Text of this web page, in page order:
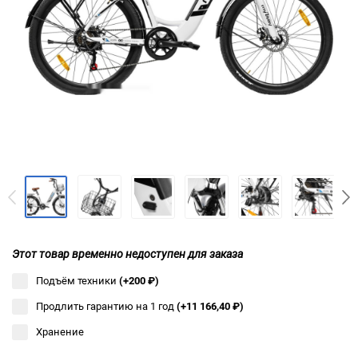
Этот товар временно недоступен для заказа
Подъём техники (+200₽)
Продлить гарантию на 1 год(+11 166,40₽)
Хранение